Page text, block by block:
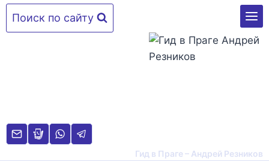
Перейти
Поиск по сайту
Гид в Праге – Андрей Резников